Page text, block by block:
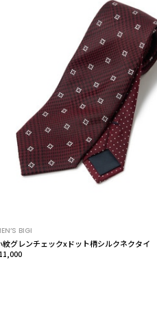
BIGI
紋グレンチェックxドット柄シルクネクタイ